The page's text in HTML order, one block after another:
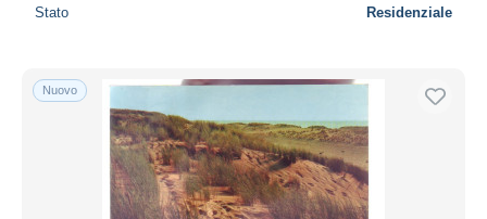
Stato Residenziale
Nuovo